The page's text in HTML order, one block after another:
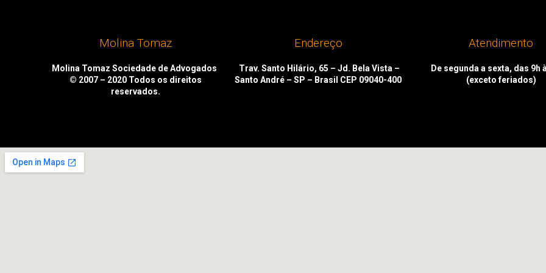
Molina Tomaz
Molina Tomaz Sociedade de Advogados
© 2007 – 2020 Todos os direitos
reservados.
Endereço
Trav. Santo Hilário, 65 – Jd. Bela Vista –
Santo André – SP – Brasil CEP 09040-400
Atendimento
De segunda a sexta, das 9h
(exceto feriados)